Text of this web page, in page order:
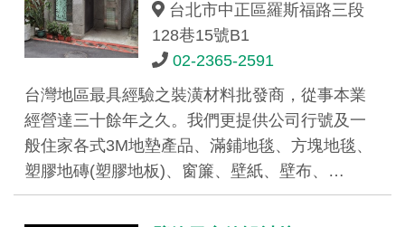
台北市中正區羅斯福路三段
128巷15號B1
02-2365-2591
台灣地區最具經驗之裝潢材料批發商，從事本業
經營達三十餘年之久。我們更提供公司行號及一
般住家各式3M地墊產品、滿鋪地毯、方塊地毯、
塑膠地磚(塑膠地板)、窗簾、壁紙、壁布、…